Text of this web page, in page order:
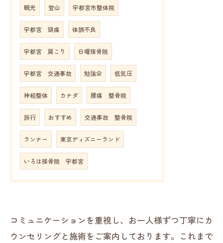
観光 登山 宇都宮市整体院
宇都宮 頭痛 体調不良
宇都宮 肩こり 日曜接骨院
宇都宮 交通事故 勉強会 低気圧
神経整体 カナダ 腰痛 整骨院
旅行 おすすめ 交通事故 整骨院
ランナー 東京ディズニーランド
いろは接骨院 宇都宮
コミュニケーションを重視し、お一人様ずつ丁寧にカ
ウンセリングと施術をご案内しております。これまで